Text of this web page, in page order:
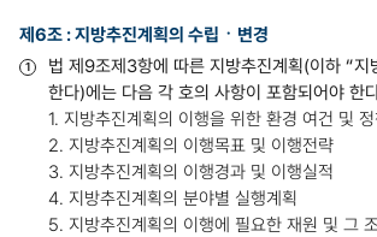
제6조 : 지방추진계획의 수립ㆍ변경
법 제9조제3항에 따른 지방추진계획(이하 “지
한다)에는 다음 각 호의 사항이 포함되어야 한
1. 지방추진계획의 이행을 위한 환경 여건 및
2. 지방추진계획의 이행목표 및 이행전략
3. 지방추진계획의 이행경과 및 이행실적
4. 지방추진계획의 분야별 실행계획
5. 지방추진계획의 이행에 필요한 재원 및 그